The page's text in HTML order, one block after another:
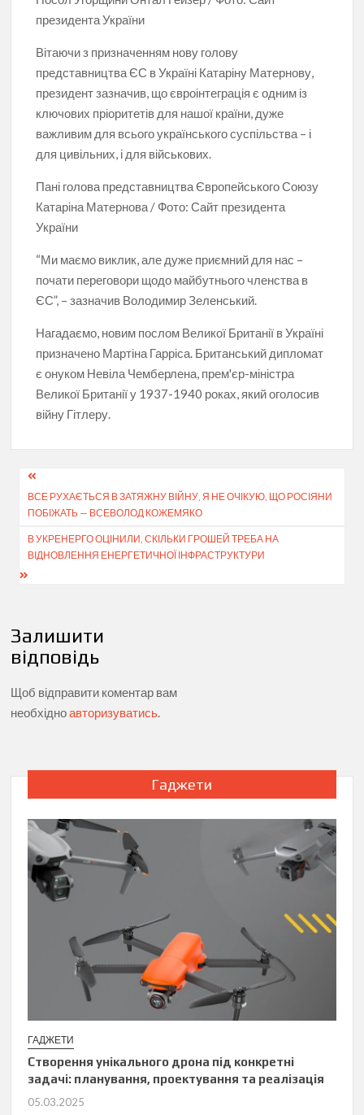
президента України
Вітаючи з призначенням нову голову
представництва ЄС в Україні Катаріну Матернову,
президент зазначив, що євроінтеграція є одним із
ключових пріоритетів для нашої країни, дуже
важливим для всього українського суспільства – і
для цивільних, і для військових.
Пані голова представництва Європейського Союзу
Катаріна Матернова / Фото: Сайт президента
України
“Ми маємо виклик, але дуже приємний для нас –
почати переговори щодо майбутнього членства в
ЄС”, – зазначив Володимир Зеленський.
Нагадаємо, новим послом Великої Британії в Україні
призначено Мартіна Гарріса. Британський дипломат
є онуком Невіла Чемберлена, прем'єр-міністра
Великої Британії у 1937-1940 роках, який оголосив
війну Гітлеру.
Навігація
записів
ВСЕ РУХАЄТЬСЯ В ЗАТЯЖНУ ВІЙНУ, Я НЕ ОЧІКУЮ, ЩО РОСІЯНИ
ПОБІЖАТЬ — ВСЕВОЛОД КОЖЕМЯКО
В УКРЕНЕРГО ОЦІНИЛИ, СКІЛЬКИ ГРОШЕЙ ТРЕБА НА
ВІДНОВЛЕННЯ ЕНЕРГЕТИЧНОЇ ІНФРАСТРУКТУРИ
Залишити
відповідь
Щоб відправити коментар вам
необхідноавторизуватись.
Гаджети
ГАДЖЕТИ
Створення унікального дрона під конкретні
задачі: планування, проектування та реалізація
05.03.2025